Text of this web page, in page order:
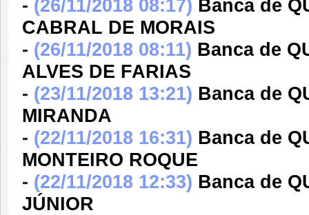
- (26/11/2018 08:17) Banca de
CABRAL DE MORAIS
- (26/11/2018 08:11) Banca de
ALVES DE FARIAS
- (23/11/2018 13:21) Banca de
MIRANDA
- (22/11/2018 16:31) Banca de
MONTEIRO ROQUE
- (22/11/2018 12:33) Banca de
JÚNIOR